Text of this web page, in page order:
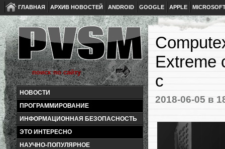
ГЛАВНАЯ АРХИВ НОВОСТЕЙ ANDROID GOOGLE APPLE
НОВОСТИ
ПРОГРАММИРОВАНИЕ
ИНФОРМАЦИОННАЯ БЕЗОПАСНОСТЬ
ЭТО ИНТЕРЕСНО
НАУЧНО-ПОПУЛЯРНОЕ
Extreme
с
2018-06-05 в